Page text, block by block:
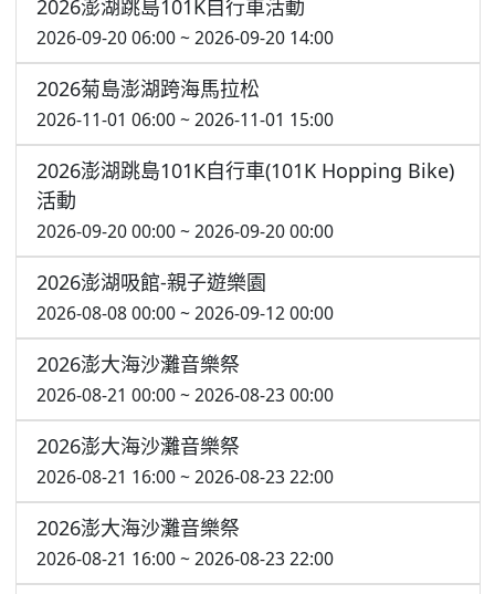
2026澎湖跳島101K自行車活動
2026-09-20 06:00 ~ 2026-09-20 14:00
2026菊島澎湖跨海馬拉松
2026-11-01 06:00 ~ 2026-11-01 15:00
2026澎湖跳島101K自行車(101K Hopping Bike)
活動
2026-09-20 00:00 ~ 2026-09-20 00:00
2026澎湖吸館-親子遊樂園
2026-08-08 00:00 ~ 2026-09-12 00:00
2026澎大海沙灘音樂祭
2026-08-21 00:00 ~ 2026-08-23 00:00
2026澎大海沙灘音樂祭
2026-08-21 16:00 ~ 2026-08-23 22:00
2026澎大海沙灘音樂祭
2026-08-21 16:00 ~ 2026-08-23 22:00